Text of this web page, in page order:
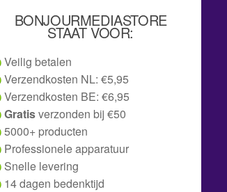
BONJOURMEDIASTORE
STAAT VOOR:
Veilig betalen
Verzendkosten NL: €5,95
Verzendkosten BE: €6,95
Gratisverzonden bij €50
5000+ producten
Professionele apparatuur
Snelle levering
14 dagen bedenktijd